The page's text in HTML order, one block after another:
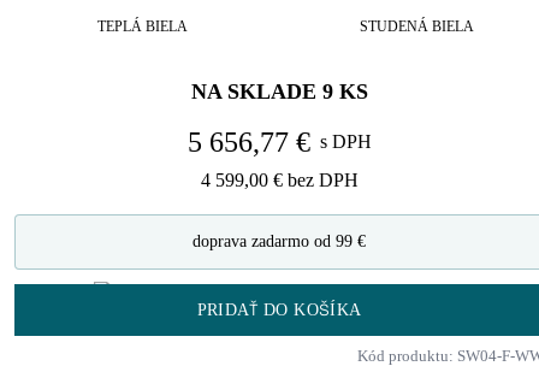
TEPLÁ BIELA STUDENÁ BIELA
NA SKLADE 9 KS
5 656,77 € s DPH
4 599,00 € bez DPH
doprava zadarmo od 99 €
PRIDAŤ DO KOŠÍKA
Kód produktu: SW04-F-